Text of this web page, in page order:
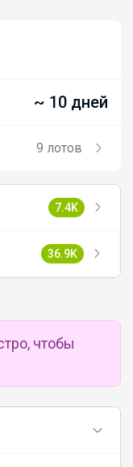
~ 10 дней
9 лотов
7.4K
36.9K
чтобы